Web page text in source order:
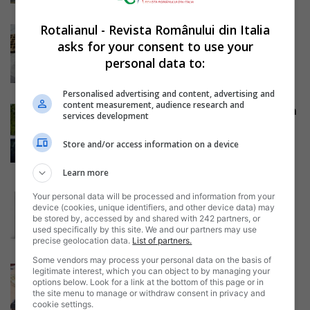
Frosinone – făt de 4 luni găsit în
conductele de canalizare....
Mihai Diaconu - 10/11/2016
Caserta – tânăr român lovit de un
camion, decedat în drum...
Mihai Diaconu - 09/11/2016
Participă la concursul ”Ce-ți
doresc eu ție, dulce Românie” și
ai...
Mihai Diaconu - 09/11/2016
Savona – româncă de 19 ani,
gravidă, găsită cu un pistol...
Mihai Diaconu
Rotalianul - Revista Românului din Italia
asks for your consent to use your
personal data to:
Personalised advertising and content, advertising and
content measurement, audience research and
services development
Store and/or access information on a device
Learn more
Your personal data will be processed and information from your
device (cookies, unique identifiers, and other device data) may
be stored by, accessed by and shared with 242 partners, or
used specifically by this site. We and our partners may use
precise geolocation data. List of partners.
Some vendors may process your personal data on the basis of
legitimate interest, which you can object to by managing your
options below. Look for a link at the bottom of this page or in
the site menu to manage or withdraw consent in privacy and
cookie settings.